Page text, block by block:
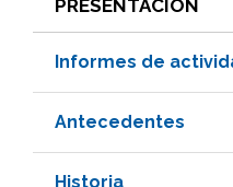
PRESENTACIÓN
Informes de
Antecedentes
Historia